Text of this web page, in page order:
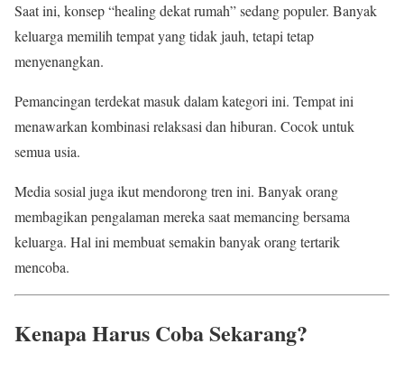
Saat ini, konsep “healing dekat rumah” sedang populer. Banyak
keluarga memilih tempat yang tidak jauh, tetapi tetap
menyenangkan.
Pemancingan terdekat masuk dalam kategori ini. Tempat ini
menawarkan kombinasi relaksasi dan hiburan. Cocok untuk
semua usia.
Media sosial juga ikut mendorong tren ini. Banyak orang
membagikan pengalaman mereka saat memancing bersama
keluarga. Hal ini membuat semakin banyak orang tertarik
mencoba.
Kenapa Harus Coba Sekarang?